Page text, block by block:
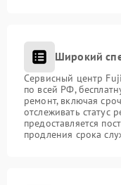
Широкий
Сервисный центр
по всей РФ,
ремонт, включая
отслеживать статус
предоставляется
продления срока